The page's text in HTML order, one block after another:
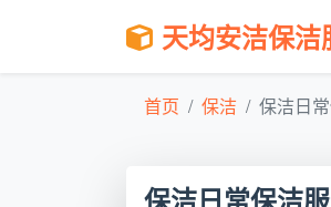
天均安洁保
首页 保洁 保洁日
保洁日常保洁